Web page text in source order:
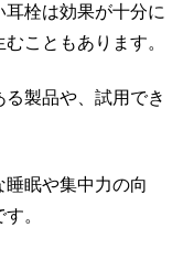
栓は効果が十分に
こともあります。
製品や、試用でき
眠や集中力の向
。